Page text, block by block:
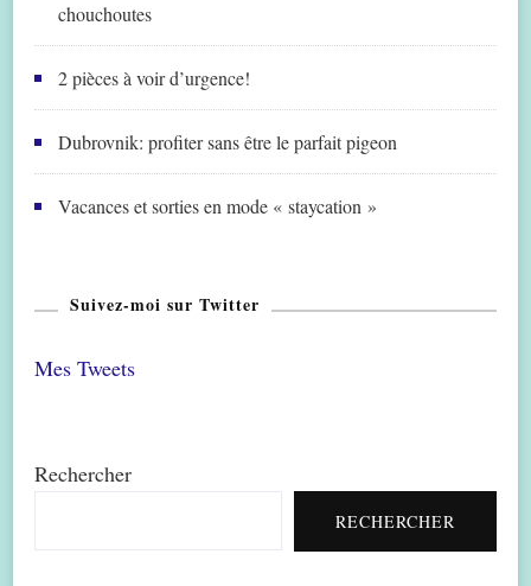
chouchoutes
2 pièces à voir d’urgence!
Dubrovnik: profiter sans être le parfait pigeon
Vacances et sorties en mode « staycation »
Suivez-moi sur Twitter
Mes Tweets
Rechercher
RECHERCHER